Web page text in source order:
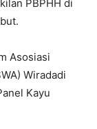
PBPHH di
Asosiasi
Wiradadi
Kayu